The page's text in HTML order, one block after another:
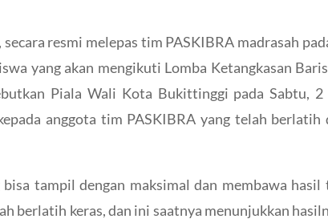
resmi melepas tim PASKIBRA madrasah
yang akan mengikuti Lomba Ketangkasan
Piala Wali Kota Bukittinggi pada Sabtu,
anggota tim PASKIBRA yang telah berlatih
tampil dengan maksimal dan membawa hasil
berlatih keras, dan ini saatnya menunjukkan